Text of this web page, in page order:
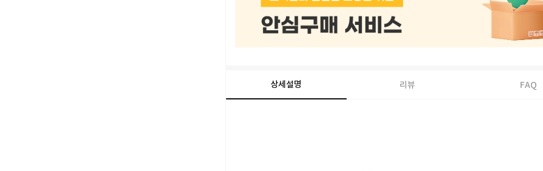
상세설명 리뷰 FAQ